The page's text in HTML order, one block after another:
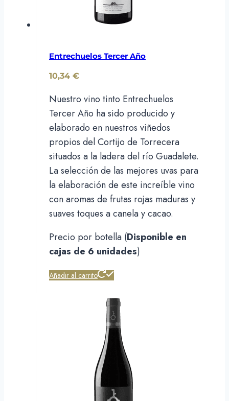
Entrechuelos Tercer Año
10,34 €
Nuestro vino tinto Entrechuelos
Tercer Año ha sido producido y
elaborado en nuestros viñedos
propios del Cortijo de Torrecera
situados a la ladera del río Guadalete.
La selección de las mejores uvas para
la elaboración de este increíble vino
con aromas de frutas rojas maduras y
suaves toques a canela y cacao.
Precio por botella (Disponible en
cajas de 6 unidades)
Añadir al carrito